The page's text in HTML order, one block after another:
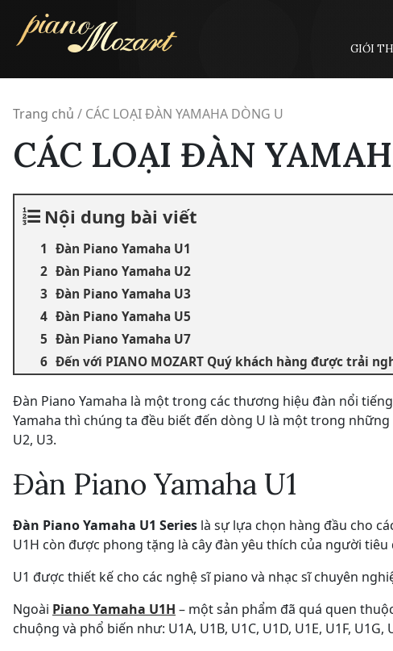
content
GIỚI
Trang chủ / CÁC LOẠI ĐÀN YAMAHA DÒNG U
CÁC LOẠI ĐÀN
Nội dung bài viết
Đàn Piano Yamaha U1
Đàn Piano Yamaha U2
Đàn Piano Yamaha U3
Đàn Piano Yamaha U5
Đàn Piano Yamaha U7
Đến với PIANO MOZART Quý khách hàng được trải
Đàn Piano Yamaha là một trong các thương hiệu đàn nổi
Yamaha thì chúng ta đều biết đến dòng U là một trong những
U2, U3.
Đàn Piano Yamaha U1
Đàn Piano Yamaha U1 Series là sự lựa chọn hàng đầu cho
U1H còn được phong tặng là cây đàn yêu thích của người tiêu
U1 được thiết kế cho các nghệ sĩ piano và nhạc sĩ chuyên
Ngoài Piano Yamaha U1H – một sản phẩm đã quá quen
chuộng và phổ biến như: U1A, U1B, U1C, U1D, U1E, U1F, U1G,